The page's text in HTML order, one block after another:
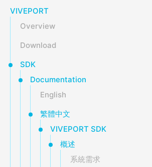
VIVEPORT
Overview
Download
SDK
Documentation
English
繁體中文
VIVEPORT SDK
概述
系統需求